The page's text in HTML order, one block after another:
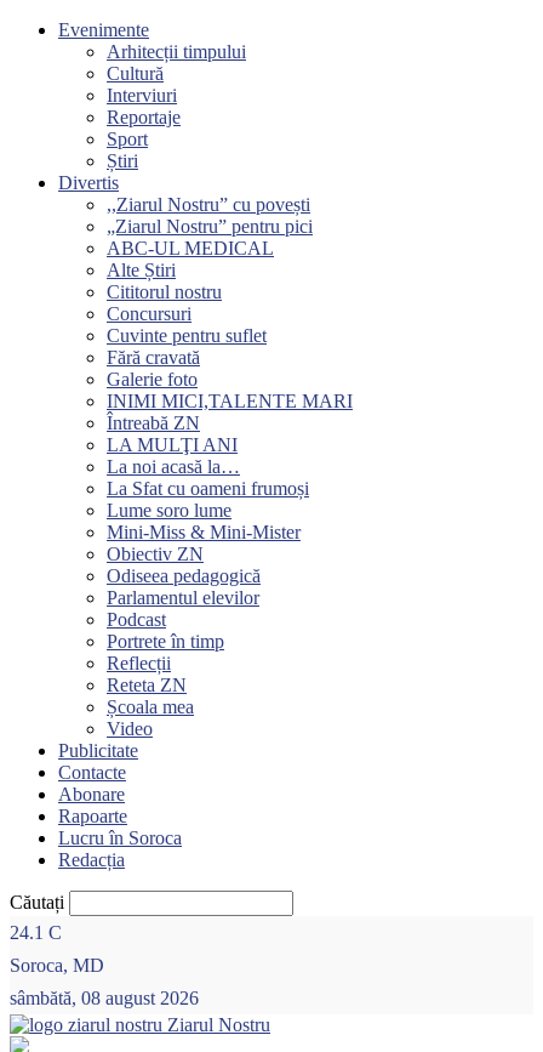
Evenimente
Arhitecții timpului
Cultură
Interviuri
Reportaje
Sport
Știri
Divertis
,,Ziarul Nostru” cu povești
„Ziarul Nostru” pentru pici
ABC-UL MEDICAL
Alte Știri
Cititorul nostru
Concursuri
Cuvinte pentru suflet
Fără cravată
Galerie foto
INIMI MICI,TALENTE MARI
Întreabă ZN
LA MULŢI ANI
La noi acasă la…
La Sfat cu oameni frumoși
Lume soro lume
Mini-Miss & Mini-Mister
Obiectiv ZN
Odiseea pedagogică
Parlamentul elevilor
Podcast
Portrete în timp
Reflecții
Reteta ZN
Școala mea
Video
Publicitate
Contacte
Abonare
Rapoarte
Lucru în Soroca
Redacția
Căutați
24.1 C
Soroca, MD
sâmbătă, 08 august 2026
Ziarul Nostru